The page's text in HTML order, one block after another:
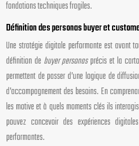
fondations techniques fragiles.
Définition des personas buyer et
Une stratégie digitale performante est avant
définition de buyer personasprécis et la
permettent de passer d’une logique de
d’accompagnement des besoins. En
les motive et à quels moments clés ils
pouvez concevoir des expériences
performantes.